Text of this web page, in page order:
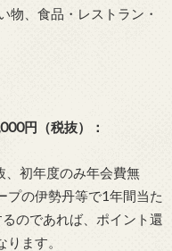
物、食品・レストラン・
円（税抜）：
、初年度のみ年会費無
プの伊勢丹等で1年間当た
のであれば、ポイント還
ます。